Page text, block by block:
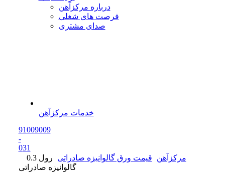
درباره مرکزآهن
فرصت های شغلی
صدای مشتری
خدمات مرکزآهن
91009009
-
031
مرکزآهن
قیمت ورق گالوانیزه صادراتی
رول 0.3
گالوانیزه صادراتی